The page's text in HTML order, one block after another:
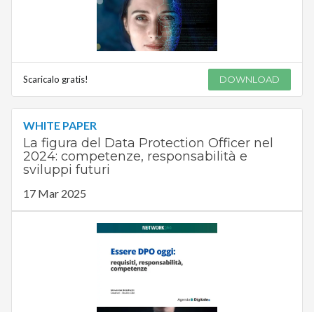
Scaricalo gratis! DOWNLOAD
WHITE PAPER
La figura del Data Protection Officer nel
2024: competenze, responsabilità e
sviluppi futuri
17 Mar 2025